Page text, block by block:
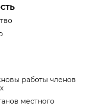
работы членов
местного